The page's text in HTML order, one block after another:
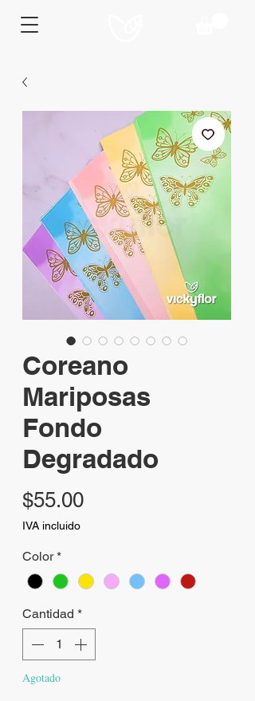
Coreano
Mariposas
Fondo
Degradado
$55.00Precio
IVA incluido
Color *
Cantidad *
Agotado